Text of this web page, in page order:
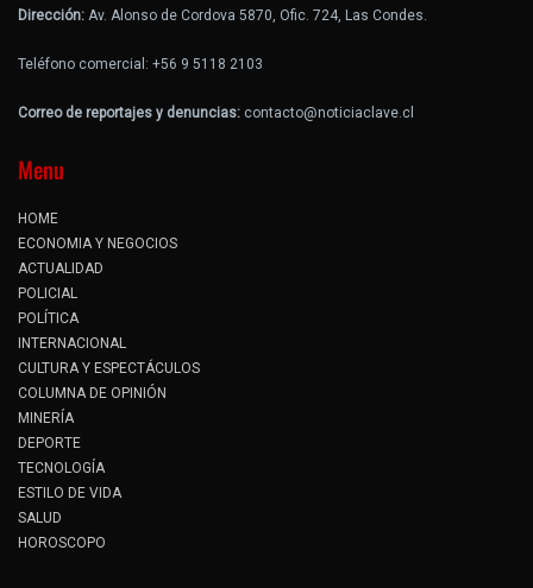
Dirección: Av. Alonso de Cordova 5870, Ofic. 724, Las Condes.
Teléfono comercial: +56 9 5118 2103
Correo de reportajes y denuncias: contacto@noticiaclave.cl
Menu
HOME
ECONOMIA Y NEGOCIOS
ACTUALIDAD
POLICIAL
POLÍTICA
INTERNACIONAL
CULTURA Y ESPECTÁCULOS
COLUMNA DE OPINIÓN
MINERÍA
DEPORTE
TECNOLOGÍA
ESTILO DE VIDA
SALUD
HOROSCOPO